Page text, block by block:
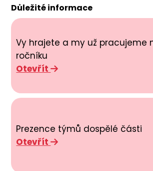
Důležité informace
Vy hrajete a my už pracujeme
ročníku
Otevřít
Prezence týmů dospělé části
Otevřít